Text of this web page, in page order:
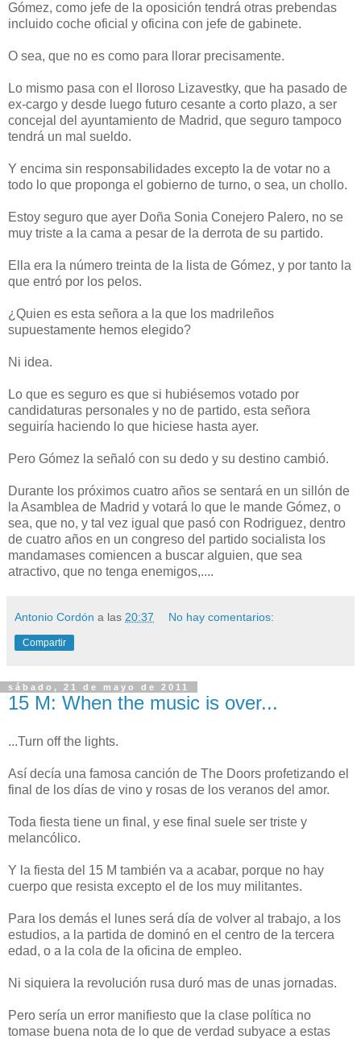
Gómez, como jefe de la oposición tendrá otras prebendas
incluido coche oficial y oficina con jefe de gabinete.
O sea, que no es como para llorar precisamente.
Lo mismo pasa con el lloroso Lizavestky, que ha pasado de
ex-cargo y desde luego futuro cesante a corto plazo, a ser
concejal del ayuntamiento de Madrid, que seguro tampoco
tendrá un mal sueldo.
Y encima sin responsabilidades excepto la de votar no a
todo lo que proponga el gobierno de turno, o sea, un chollo.
Estoy seguro que ayer Doña Sonia Conejero Palero, no se
muy triste a la cama a pesar de la derrota de su partido.
Ella era la número treinta de la lista de Gómez, y por tanto la
que entró por los pelos.
¿Quien es esta señora a la que los madrileños
supuestamente hemos elegido?
Ni idea.
Lo que es seguro es que si hubiésemos votado por
candidaturas personales y no de partido, esta señora
seguiría haciendo lo que hiciese hasta ayer.
Pero Gómez la señaló con su dedo y su destino cambió.
Durante los próximos cuatro años se sentará en un sillón de
la Asamblea de Madrid y votará lo que le mande Gómez, o
sea, que no, y tal vez igual que pasó con Rodriguez, dentro
de cuatro años en un congreso del partido socialista los
mandamases comiencen a buscar alguien, que sea
atractivo, que no tenga enemigos,....
Antonio Cordón a las 20:37 No hay comentarios:
Compartir
sábado, 21 de mayo de 2011
15 M: When the music is over...
...Turn off the lights.
Así decía una famosa canción de The Doors profetizando el
final de los días de vino y rosas de los veranos del amor.
Toda fiesta tiene un final, y ese final suele ser triste y
melancólico.
Y la fiesta del 15 M también va a acabar, porque no hay
cuerpo que resista excepto el de los muy militantes.
Para los demás el lunes será día de volver al trabajo, a los
estudios, a la partida de dominó en el centro de la tercera
edad, o a la cola de la oficina de empleo.
Ni siquiera la revolución rusa duró mas de unas jornadas.
Pero sería un error manifiesto que la clase política no
tomase buena nota de lo que de verdad subyace a estas